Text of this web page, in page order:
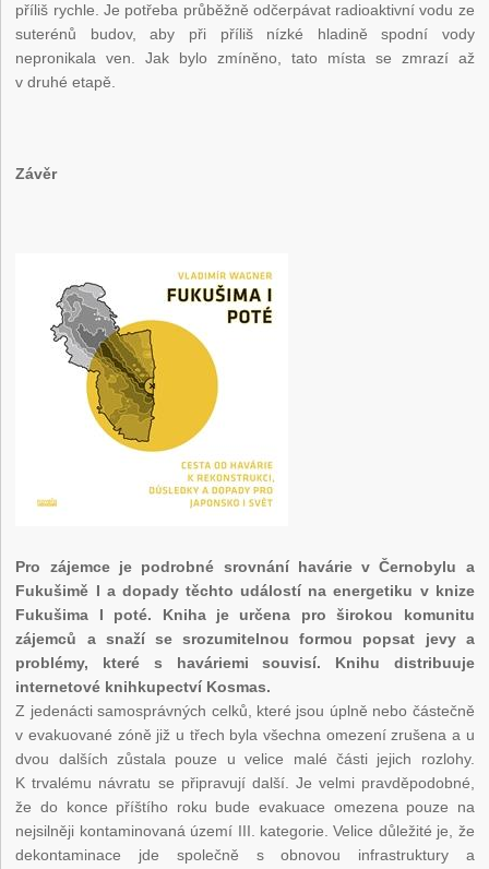
příliš rychle. Je potřeba průběžně odčerpávat radioaktivní vodu ze
suterénů budov, aby při příliš nízké hladině spodní vody
nepronikala ven. Jak bylo zmíněno, tato místa se zmrazí až
v druhé etapě.
Závěr
Pro zájemce je podrobné srovnání havárie v Černobylu a
Fukušimě I a dopady těchto událostí na energetiku v knize
Fukušima I poté. Kniha je určena pro širokou komunitu
zájemců a snaží se srozumitelnou formou popsat jevy a
problémy, které s haváriemi souvisí. Knihu distribuuje
internetové knihkupectví Kosmas.
Z jedenácti samosprávných celků, které jsou úplně nebo částečně
v evakuované zóně již u třech byla všechna omezení zrušena a u
dvou dalších zůstala pouze u velice malé části jejich rozlohy.
K trvalému návratu se připravují další. Je velmi pravděpodobné,
že do konce příštího roku bude evakuace omezena pouze na
nejsilněji kontaminovaná území III. kategorie. Velice důležité je, že
dekontaminace jde společně s obnovou infrastruktury a